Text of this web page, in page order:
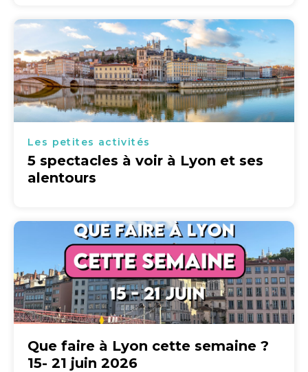
Les petites activités
5 spectacles à voir à Lyon et ses
alentours
Que faire à Lyon cette semaine ?
15- 21 juin 2026